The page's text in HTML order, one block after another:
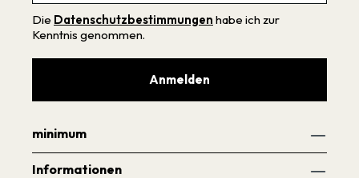
Die Datenschutzbestimmungen habe ich zur
Kenntnis genommen.
Anmelden
minimum
Informationen